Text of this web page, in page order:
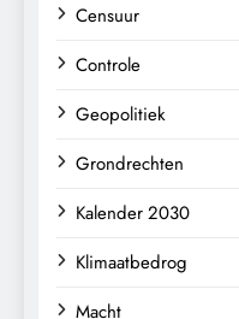
Censuur
Controle
Geopolitiek
Grondrechten
Kalender 2030
Klimaatbedrog
Macht